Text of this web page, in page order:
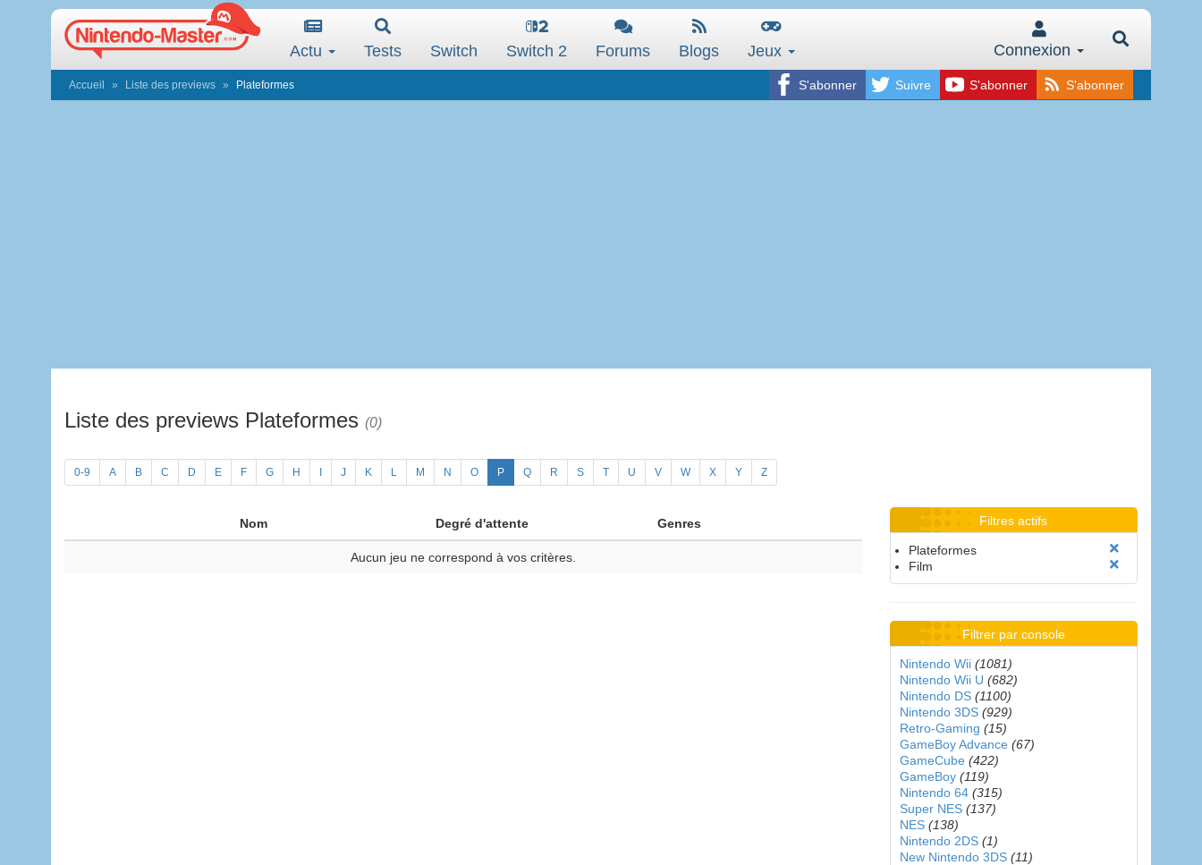
Actu Tests Switch Switch 2 Forums Blogs Jeux Connexion
S'abonner Suivre S'abonner S'abonner
Accueil Liste des previews Plateformes
Liste des previews Plateformes (0)
0-9 A B C D E F G H J K L M N O P Q R S T U V W X Y Z
Nom Degré d'attente Genres
Aucun jeu ne correspond à vos critères.
Filtres actifs
Plateformes
Film
Filtrer par console
Nintendo Wii (1081)
Nintendo Wii U (682)
Nintendo DS (1100)
Nintendo 3DS (929)
Retro-Gaming (15)
GameBoy Advance (67)
GameCube (422)
GameBoy (119)
Nintendo 64 (315)
Super NES (137)
NES (138)
Nintendo 2DS (1)
New Nintendo 3DS (11)